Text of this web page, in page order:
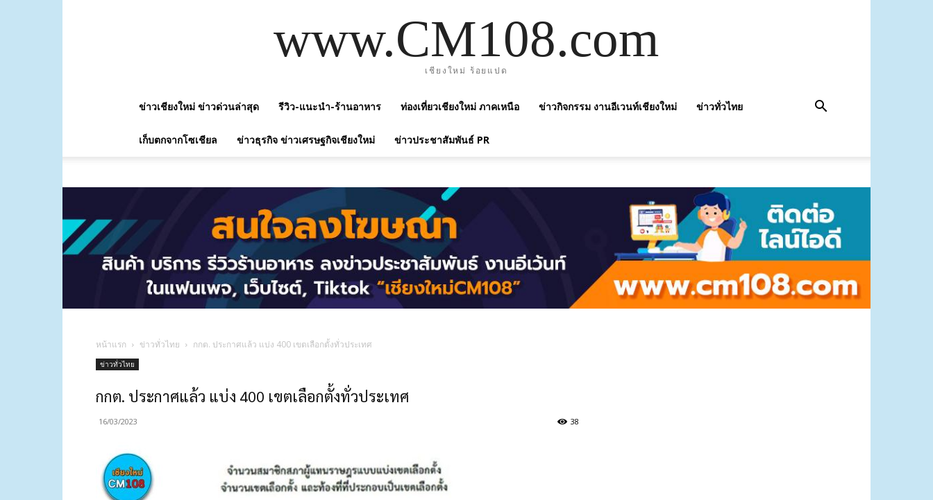
www.CM108.com
เชียงใหม่ ร้อยแปด
ข่าวเชียงใหม่ ข่าวด่วนล่าสุด รีวิว-แนะนำ-ร้านอาหาร ท่องเที่ยวเชียงใหม่ ภาคเหนือ ข่าวกิจกรรม งานอีเวนท์เชียงใหม่ ข่าวทั่วไทย
เก็บตกจากโซเชียล ข่าวธุรกิจ ข่าวเศรษฐกิจเชียงใหม่ ข่าวประชาสัมพันธ์ PR
หน้าแรก ข่าวทั่วไทย กกต. ประกาศแล้ว แบ่ง 400 เขตเลือกตั้งทั่วประเทศ
ข่าวทั่วไทย
กกต. ประกาศแล้ว แบ่ง 400 เขตเลือกตั้งทั่วประเทศ
16/03/2023 38